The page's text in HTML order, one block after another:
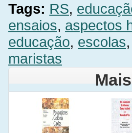
Tags: RS,
ensaios, aspectos
educação, escolas
maristas